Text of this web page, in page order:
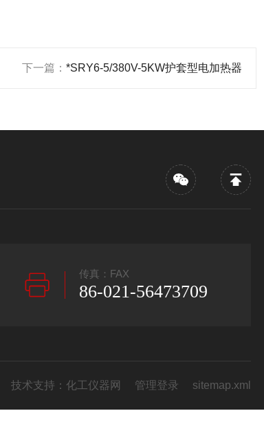
下一篇： *SRY6-5/380V-5KW护套型电加热器
传真：FAX
86-021-56473709
技术支持： 化工仪器网 管理登录 sitemap.xml